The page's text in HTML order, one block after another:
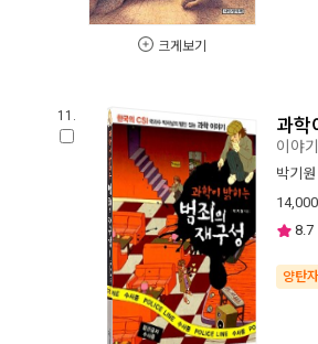
크게보기
11. 과학
이야기
박기원
14,000
8.7
양탄